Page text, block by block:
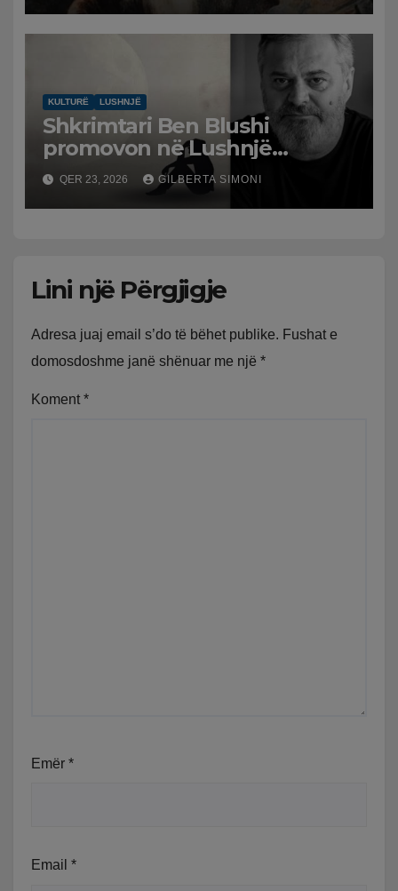
KULTURË LUSHNJË
Shkrimtari Ben Blushi
promovon në Lushnjë
librin “Jam Mysliman”
QER 23, 2026 GILBERTA SIMONI
Lini një Përgjigje
Adresa juaj email s’do të bëhet publike. Fushat e
domosdoshme janë shënuar me një *
Koment *
Emër *
Email *